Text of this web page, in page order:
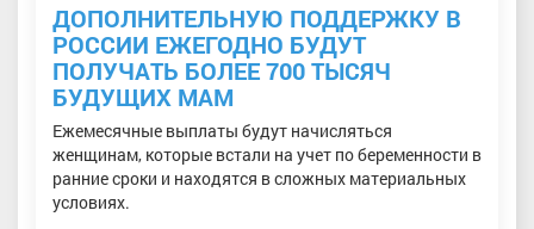
ДОПОЛНИТЕЛЬНУЮ ПОДДЕРЖКУ В
РОССИИ ЕЖЕГОДНО БУДУТ
ПОЛУЧАТЬ БОЛЕЕ 700 ТЫСЯЧ
БУДУЩИХ МАМ
Ежемесячные выплаты будут начисляться
женщинам, которые встали на учет по беременности в
ранние сроки и находятся в сложных материальных
условиях.